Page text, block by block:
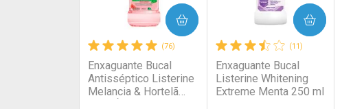
(76)
Enxaguante Bucal
Antisséptico Listerine
Melancia & Hortelã
COMPRAR
(11)
Enxaguante Bucal
Listerine Whitening
Extreme Menta 250 ml
COMPRAR